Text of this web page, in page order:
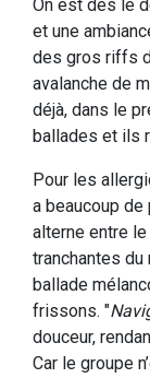
On est dès le
et une
des gros riffs
avalanche de
déjà, dans le
ballades et ils
Pour les
a beaucoup
alterne entre
tranchantes du
ballade
frissons. "
douceur,
Car le groupe